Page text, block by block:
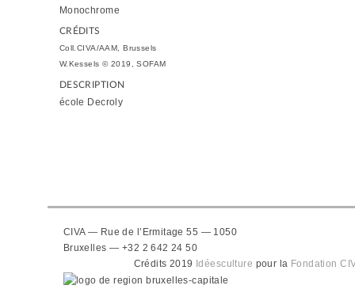
Monochrome
CRÉDITS
Coll.CIVA/AAM, Brussels
W.Kessels © 2019, SOFAM
DESCRIPTION
école Decroly
CIVA — Rue de l’Ermitage 55 — 1050
Bruxelles — +32 2 642 24 50
Crédits 2019 Idéesculture pour la Fondation